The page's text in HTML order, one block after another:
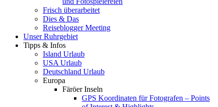
Frisch überarbeitet
Dies & Das
Reiseblogger Meeting
Unser Ruhrgebiet
Tipps & Infos
Island Urlaub
USA Urlaub
Deutschland Urlaub
Europa
Färöer Inseln
GPS Koordinaten für Fotografen – Points